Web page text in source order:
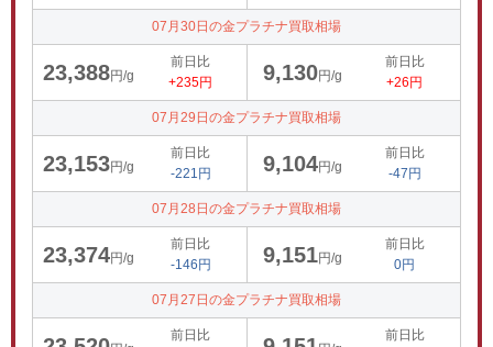
07月30日の金プラチナ買取相場
23,388円/g
前日比
+235円
9,130円/g
前日比
+26円
07月29日の金プラチナ買取相場
23,153円/g
前日比
-221円
9,104円/g
前日比
-47円
07月28日の金プラチナ買取相場
23,374円/g
前日比
-146円
9,151円/g
前日比
0円
07月27日の金プラチナ買取相場
前日比
前日比